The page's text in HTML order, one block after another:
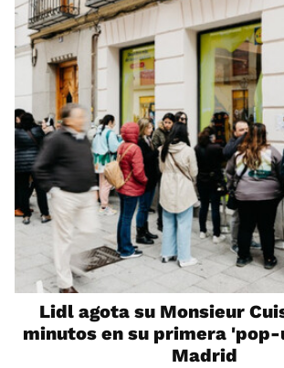
Lidl agota su Monsieur
minutos en su primera
Madrid